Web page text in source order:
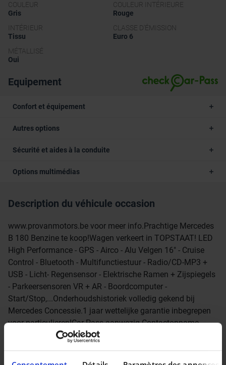
COULEUR
Gris
COULEUR INTÉRIEURE
Rouge
INTÉRIEUR
Tissu
CLASSE D'ÉMISSION
Euro 6
MÉTALLISÉ
Oui
Equipement
Confort et équipement
Autres options
Sécurité et aides à la conduite
Options multimédias
Description du véhicule occasion
www.provanmotors.be voor meer info.Prachtige Mercedes
B 180 Benzine te koop!Wagen verkeert in TOPSTAAT! LED
High Performance - GPS - Airco - Alu Velgen 16" - Cruise
Control - Bluetooth - Multifunctiestuur - Radio/CD-MP3 +
USB - Licht- Regensensor - Elektrische Ramen + Zijspiegels
- Parkeersensoren VR + AR - Boordcomputer -
Start/Stop,...Onderhoudshistoriek volledig gekend bij
Mercedes Concessie.1 jaar wettelijke garantie inbegrepen
voor particulieren!Car-Pass aanwezig.Contactopname
regio Gent : 0032(0) 498 52 72 24 op 100m van de